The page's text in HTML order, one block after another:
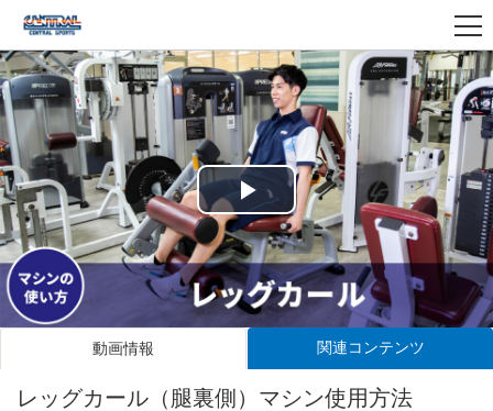
Play
Video
動画情報 関連コンテンツ
レッグカール（腿裏側）マシン使用方法